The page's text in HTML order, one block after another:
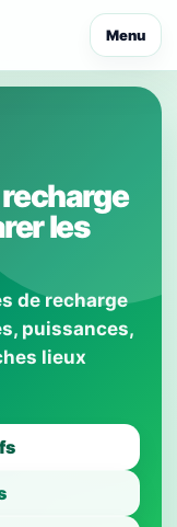
Menu
les
de recharge
puissances,
lieux